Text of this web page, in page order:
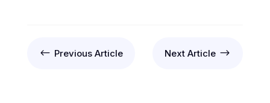
# Previous Article Next Article $